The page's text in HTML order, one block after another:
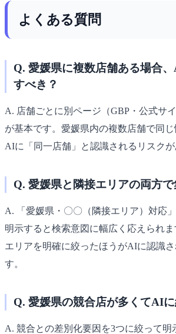
よくある質問
Q. 愛媛県に複数店舗ある場合
すべき？
A. 店舗ごとに別ページ（GBP・公式サ
が基本です。愛媛県内の複数店舗で同じ
AIに「同一店舗」と認識されるリスクが
Q. 愛媛県と隣接エリアの両方
A. 「愛媛県・〇〇（隣接エリア）対応
明示すると検索意図に幅広く応えられ
エリアを明確に絞ったほうがAIに認識
す。
Q. 愛媛県の競合店が多くてAI
A. 競合との差別化要因を3つに絞って明